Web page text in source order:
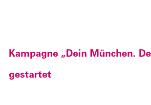
Kampagne „Dein München.
gestartet